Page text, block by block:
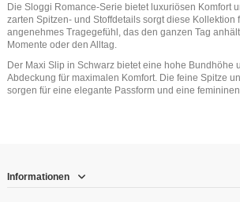
Die Sloggi Romance-Serie bietet luxuriösen Komfort
zarten Spitzen- und Stoffdetails sorgt diese Kollektion
angenehmes Tragegefühl, das den ganzen Tag
Momente oder den Alltag.
Der Maxi Slip in Schwarz bietet eine hohe Bundhöhe
Abdeckung für maximalen Komfort. Die feine Spitze
sorgen für eine elegante Passform und eine femininen
Informationen